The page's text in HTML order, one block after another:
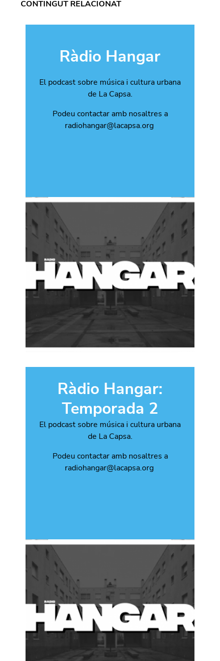
CONTINGUT RELACIONAT
Ràdio Hangar
El podcast sobre música i cultura urbana
de La Capsa.
Podeu contactar amb nosaltres a
radiohangar@lacapsa.org
Ràdio Hangar:
Temporada 2
El podcast sobre música i cultura urbana
de La Capsa.
Podeu contactar amb nosaltres a
radiohangar@lacapsa.org